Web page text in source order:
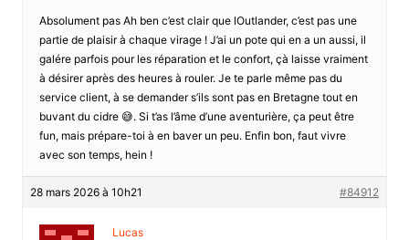
Absolument pas Ah ben c’est clair que lOutlander, c’est pas une
partie de plaisir à chaque virage ! J’ai un pote qui en a un aussi, il
galére parfois pour les réparation et le confort, çà laisse vraiment
à désirer après des heures à rouler. Je te parle même pas du
service client, à se demander s’ils sont pas en Bretagne tout en
buvant du cidre 😅. Si t’as l’âme d’une aventurière, ça peut être
fun, mais prépare-toi à en baver un peu. Enfin bon, faut vivre
avec son temps, hein !
28 mars 2026 à 10h21 #84912
Lucas